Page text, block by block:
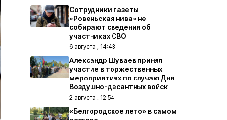
Сотрудники газеты
«Ровеньская нива» не
собирают сведения об
участниках СВО
6 августа , 14:43
Александр Шуваев принял
участие в торжественных
мероприятиях по случаю Дня
Воздушно-десантных войск
2 августа , 12:54
«Белгородское лето» в самом